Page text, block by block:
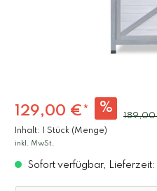
129,00 €* %
Inhalt:
1 Stück (Menge)
inkl. MwSt.
Sofort verfügbar,